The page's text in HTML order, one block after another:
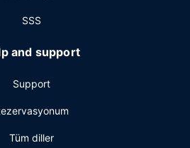
SSS
and support
Support
Tüm diller